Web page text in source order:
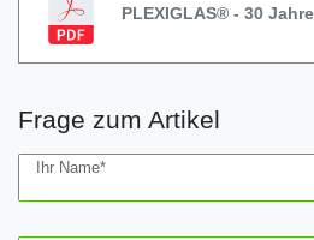
PLEXIGLAS® - 30
Frage zum Artikel
Ihr Name*